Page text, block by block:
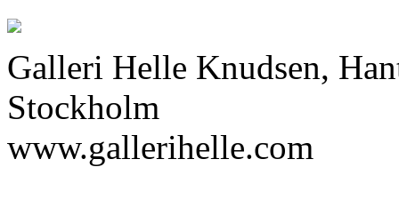
Galleri Helle Knudsen,
Stockholm
www.gallerihelle.com